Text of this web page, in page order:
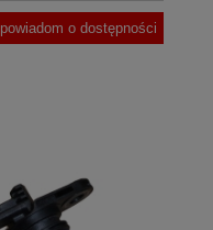
powiadom o dostępności